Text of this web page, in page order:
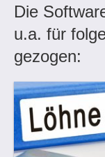
Die
u.a. für
gezogen: